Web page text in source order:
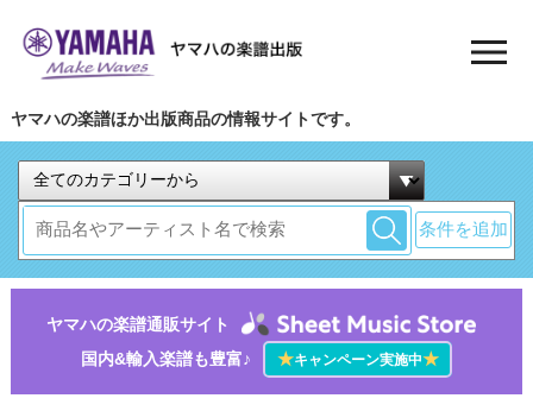
ヤマハの楽譜ほか出版商品の情報サイトです。
条件を追加
ヤマハの楽譜通販サイト
国内&輸入楽譜も豊富♪
★キャンペーン実施中★